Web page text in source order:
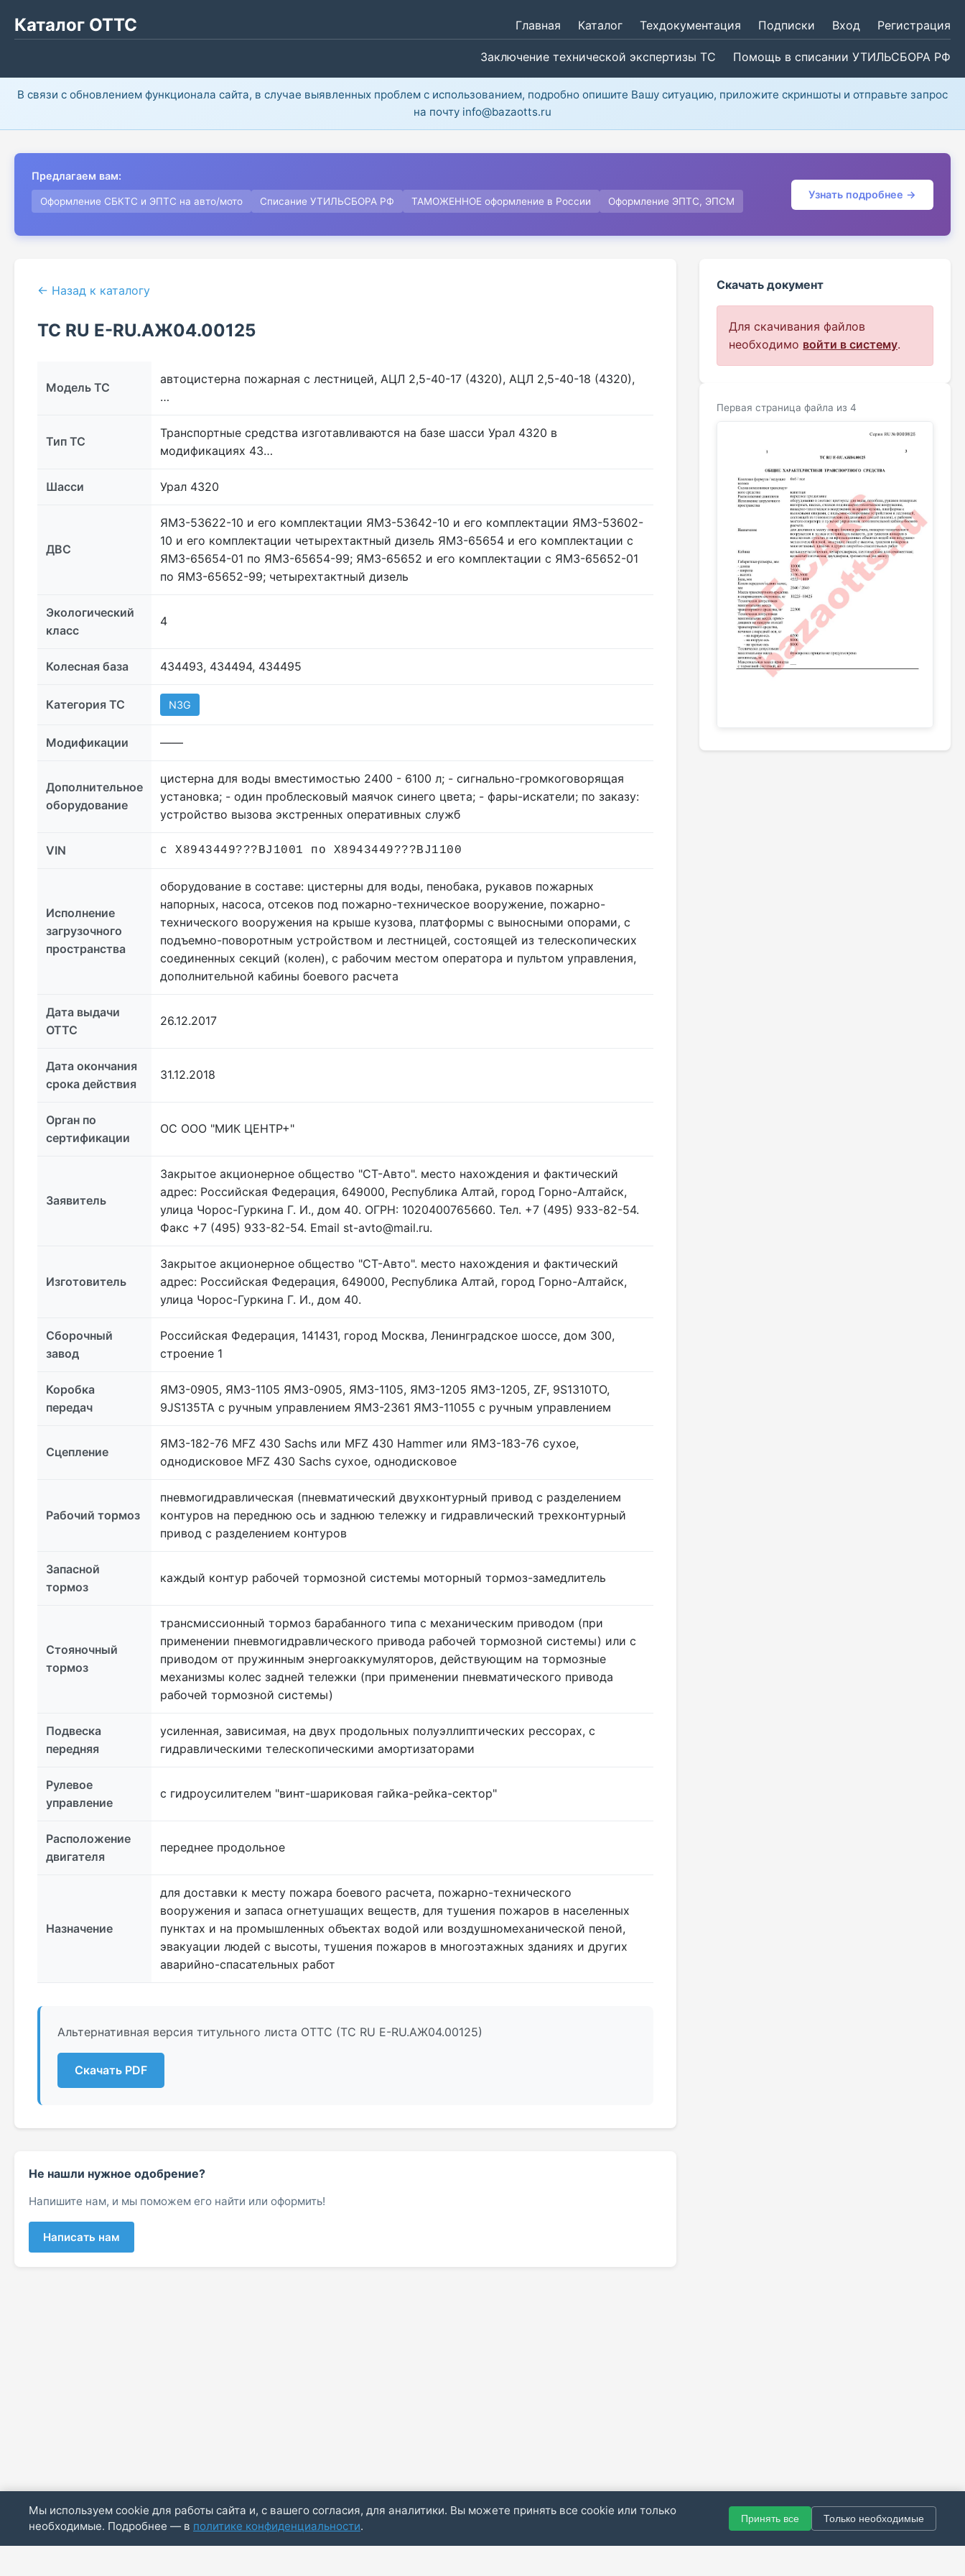
Каталог ОТТС Главная Каталог Техдокументация Подписки Вход Регистрация
Заключение технической экспертизы ТС Помощь в списании УТИЛЬСБОРА РФ
В связи с обновлением функционала сайта, в случае выявленных проблем с использованием, подробно опишите Вашу ситуацию, приложите скриншоты и отправьте запрос
на почту info@bazaotts.ru
Предлагаем вам:
Оформление СБКТС и ЭПТС на авто/мото Списание УТИЛЬСБОРА РФ ТАМОЖЕННОЕ оформление в России Оформление ЭПТС, ЭПСМ
Узнать подробнее →
← Назад к каталогу
ТС RU Е-RU.АЖ04.00125
Модель ТС
автоцистерна пожарная с лестницей, АЦЛ 2,5-40-17 (4320), АЦЛ 2,5-40-18 (4320),
…
Тип ТС
Транспортные средства изготавливаются на базе шасси Урал 4320 в
модификациях 43…
Шасси Урал 4320
ДВС
ЯМЗ-53622-10 и его комплектации ЯМЗ-53642-10 и его комплектации ЯМЗ-53602-
10 и его комплектации четырехтактный дизель ЯМЗ-65654 и его комплектации с
ЯМЗ-65654-01 по ЯМЗ-65654-99; ЯМЗ-65652 и его комплектации с ЯМЗ-65652-01
по ЯМЗ-65652-99; четырехтактный дизель
Экологический
класс
4
Колесная база 434493, 434494, 434495
Категория ТС N3G
Модификации ——
Дополнительное
оборудование
цистерна для воды вместимостью 2400 - 6100 л; - сигнально-громкоговорящая
установка; - один проблесковый маячок синего цвета; - фары-искатели; по заказу:
устройство вызова экстренных оперативных служб
VIN с X8943449???BJ1001 по X8943449???BJ1100
Исполнение
загрузочного
пространства
оборудование в составе: цистерны для воды, пенобака, рукавов пожарных
напорных, насоса, отсеков под пожарно-техническое вооружение, пожарно-
технического вооружения на крыше кузова, платформы с выносными опорами, с
подъемно-поворотным устройством и лестницей, состоящей из телескопических
соединенных секций (колен), с рабочим местом оператора и пультом управления,
дополнительной кабины боевого расчета
Дата выдачи
ОТТС
26.12.2017
Дата окончания
срока действия
31.12.2018
Орган по
сертификации
ОС ООО "МИК ЦЕНТР+"
Заявитель
Закрытое акционерное общество "СТ-Авто". место нахождения и фактический
адрес: Российская Федерация, 649000, Республика Алтай, город Горно-Алтайск,
улица Чорос-Гуркина Г. И., дом 40. ОГРН: 1020400765660. Тел. +7 (495) 933-82-54.
Факс +7 (495) 933-82-54. Email st-avto@mail.ru.
Изготовитель
Закрытое акционерное общество "СТ-Авто". место нахождения и фактический
адрес: Российская Федерация, 649000, Республика Алтай, город Горно-Алтайск,
улица Чорос-Гуркина Г. И., дом 40.
Сборочный
завод
Российская Федерация, 141431, город Москва, Ленинградское шоссе, дом 300,
строение 1
Коробка
передач
ЯМЗ-0905, ЯМЗ-1105 ЯМЗ-0905, ЯМЗ-1105, ЯМЗ-1205 ЯМЗ-1205, ZF, 9S1310TO,
9JS135TA с ручным управлением ЯМЗ-2361 ЯМЗ-11055 с ручным управлением
Сцепление
ЯМЗ-182-76 MFZ 430 Sachs или MFZ 430 Hammer или ЯМЗ-183-76 сухое,
однодисковое MFZ 430 Sachs сухое, однодисковое
Рабочий тормоз
пневмогидравлическая (пневматический двухконтурный привод с разделением
контуров на переднюю ось и заднюю тележку и гидравлический трехконтурный
привод с разделением контуров
Запасной
тормоз
каждый контур рабочей тормозной системы моторный тормоз-замедлитель
Стояночный
тормоз
трансмиссионный тормоз барабанного типа с механическим приводом (при
применении пневмогидравлического привода рабочей тормозной системы) или с
приводом от пружинным энергоаккумуляторов, действующим на тормозные
механизмы колес задней тележки (при применении пневматического привода
рабочей тормозной системы)
Подвеска
передняя
усиленная, зависимая, на двух продольных полуэллиптических рессорах, с
гидравлическими телескопическими амортизаторами
Рулевое
управление
с гидроусилителем "винт-шариковая гайка-рейка-сектор"
Расположение
двигателя
переднее продольное
Назначение
для доставки к месту пожара боевого расчета, пожарно-технического
вооружения и запаса огнетушащих веществ, для тушения пожаров в населенных
пунктах и на промышленных объектах водой или воздушномеханической пеной,
эвакуации людей с высоты, тушения пожаров в многоэтажных зданиях и других
аварийно-спасательных работ
Альтернативная версия титульного листа ОТТС (ТС RU Е-RU.АЖ04.00125)
Скачать PDF
Скачать документ
Для скачивания файлов
необходимо войти в систему.
Первая страница файла из 4
Не нашли нужное одобрение?
Напишите нам, и мы поможем его найти или оформить!
Написать нам
Мы используем cookie для работы сайта и, с вашего согласия, для аналитики. Вы можете принять все cookie или только
необходимые. Подробнее — в политике конфиденциальности.
Принять все Только необходимые